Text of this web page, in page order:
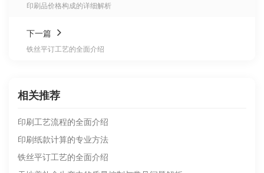
印刷品价格构成的详细解析
下一篇
铁丝平订工艺的全面介绍
相关推荐
印刷工艺流程的全面介绍
印刷纸款计算的专业方法
铁丝平订工艺的全面介绍